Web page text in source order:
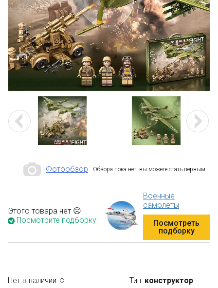
Фотообзор Обзора пока нет, вы можете стать первым
Этого товара нет ☹
Посмотрите подборку:
Военные
самолеты
Посмотреть
подборку
Нет в наличии
Тип: конструктор